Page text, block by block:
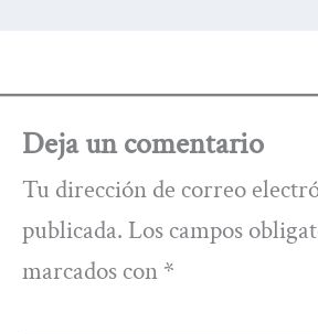
Deja un comentario
Tu dirección de correo
publicada. Los campos
marcados con *